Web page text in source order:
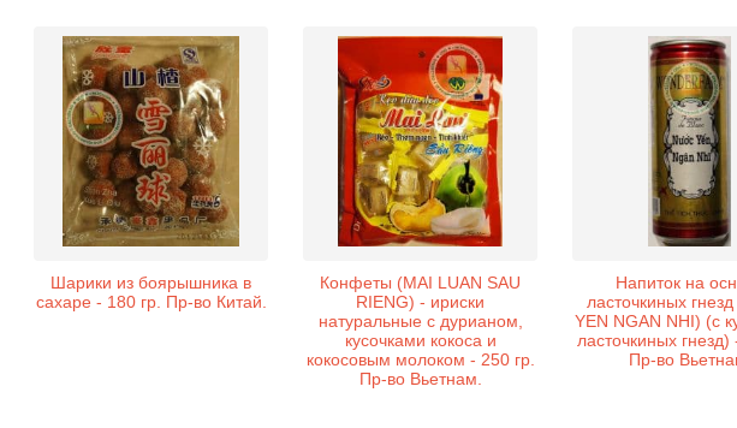
Шарики из боярышника в
сахаре - 180 гр. Пр-во Китай.
Конфеты (MAI LUAN SAU
RIENG) - ириски
натуральные с дурианом,
кусочками кокоса и
кокосовым молоком - 250 гр.
Пр-во Вьетнам.
Напиток на
ласточкиных
YEN NGAN NHI) (с
ласточкиных гнезд)
Пр-во